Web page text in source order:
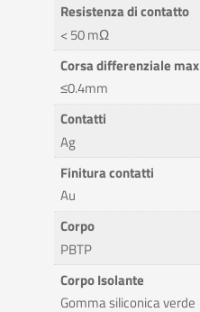
Resistenza di contatto
< 50 mΩ
Corsa differenziale max
≤0.4mm
Contatti
Ag
Finitura contatti
Au
Corpo
PBTP
Corpo Isolante
Gomma siliconica verde